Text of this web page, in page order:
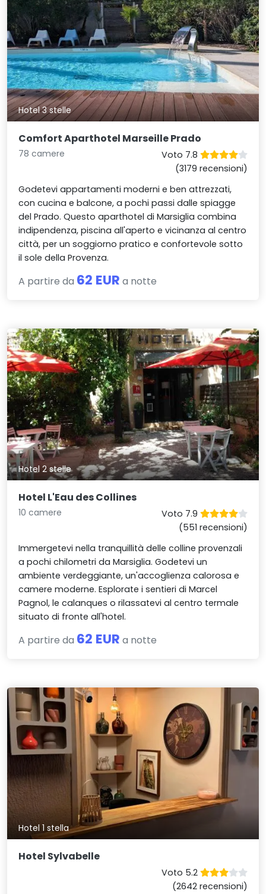
Hotel 3 stelle
Comfort Aparthotel Marseille Prado
78 camere
Voto 7.8
(3179 recensioni)
Godetevi appartamenti moderni e ben attrezzati,
con cucina e balcone, a pochi passi dalle spiagge
del Prado. Questo aparthotel di Marsiglia combina
indipendenza, piscina all'aperto e vicinanza al centro
città, per un soggiorno pratico e confortevole sotto
il sole della Provenza.
A partire da 62 EUR a notte
Hotel 2 stelle
Hotel L'Eau des Collines
10 camere
Voto 7.9
(551 recensioni)
Immergetevi nella tranquillità delle colline provenzali
a pochi chilometri da Marsiglia. Godetevi un
ambiente verdeggiante, un'accoglienza calorosa e
camere moderne. Esplorate i sentieri di Marcel
Pagnol, le calanques o rilassatevi al centro termale
situato di fronte all'hotel.
A partire da 62 EUR a notte
Hotel 1 stella
Hotel Sylvabelle
Voto 5.2
(2642 recensioni)